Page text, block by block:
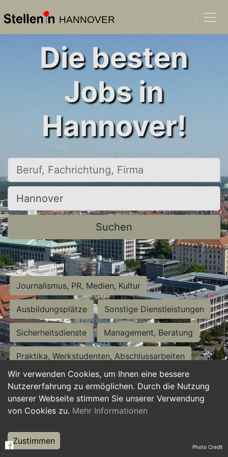
HANNOVER
Wir verwenden Cookies, um Ihnen eine bessere
Nutzererfahrung zu ermöglichen. Durch die Nutzung
unserer Webseite stimmen Sie unserer Verwendung
von Cookies zu. Mehr Informationen
Zustimmen
Die besten
Jobs in
Hannover!
Beruf, Fachrichtung, Firma
Ort, Stadt
Suchen
Journalismus, PR, Medien, Kultur
Ausbildungsplätze Sonstige Dienstleistungen
Sicherheitsdienste Management, Beratung
Praktika, Werkstudenten, Abschlussarbeiten
Personalwesen Assistenz, Sekretariat
Hilfskräfte, Aushilfs- und Nebenjobs
Weiterbildung, Studium, duale Ausbildung Photo Credit